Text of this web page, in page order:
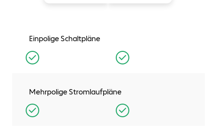
Einpolige Schaltpläne
Mehrpolige Stromlaufpläne